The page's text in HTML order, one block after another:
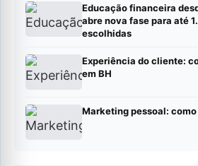
Educação financeira
abre nova fase para até
escolhidas
Experiência do cliente:
em BH
Marketing pessoal: